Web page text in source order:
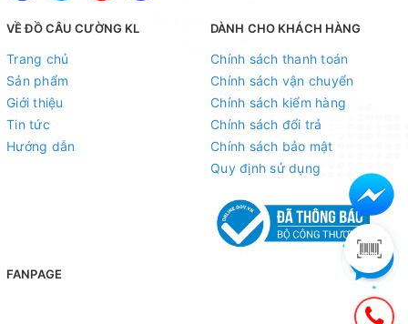
Thông Số sạc:
Sạc ở khắp mọi nơi, như ô tô, laptop, pin dự phòng ....
- Sau khi sạc, đèn sẽ sáng để báo hiệu đã sạc thành
Sản phẩm có 2 loại
- Loại 1 lỗ sạc ( gồm 1 bộ sạc 1 lỗ + 2 pin đi kèm)
VỀ ĐỒ CÂU CƯỜNG KL
Trang chủ
Sản phẩm
Giới thiệu
Tin tức
Hướng dẫn
DÀNH CHO KHÁCH HÀNG
Chính sách thanh toán
Chính sách vận chuyển
Chính sách kiểm hàng
Chính sách đổi trả
Chính sách bảo mật
Quy định sử dụng
FANPAGE